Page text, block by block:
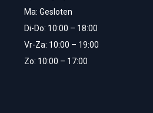
Ma: Gesloten
Di-Do: 10:00 – 18:00
Vr-Za: 10:00 – 19:00
Zo: 10:00 – 17:00